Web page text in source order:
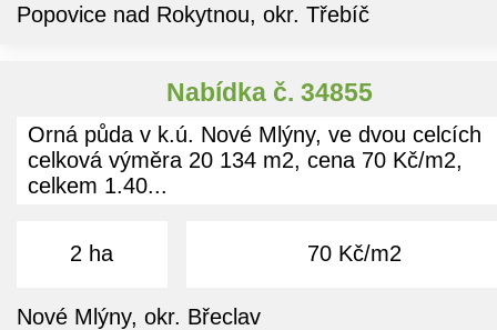
Popovice nad Rokytnou, okr. Třebíč
Nabídka č. 34855
Orná půda v k.ú. Nové Mlýny, ve dvou celcích
celková výměra 20 134 m2, cena 70 Kč/m2,
celkem 1.40...
2 ha 70 Kč/m2
Nové Mlýny, okr. Břeclav